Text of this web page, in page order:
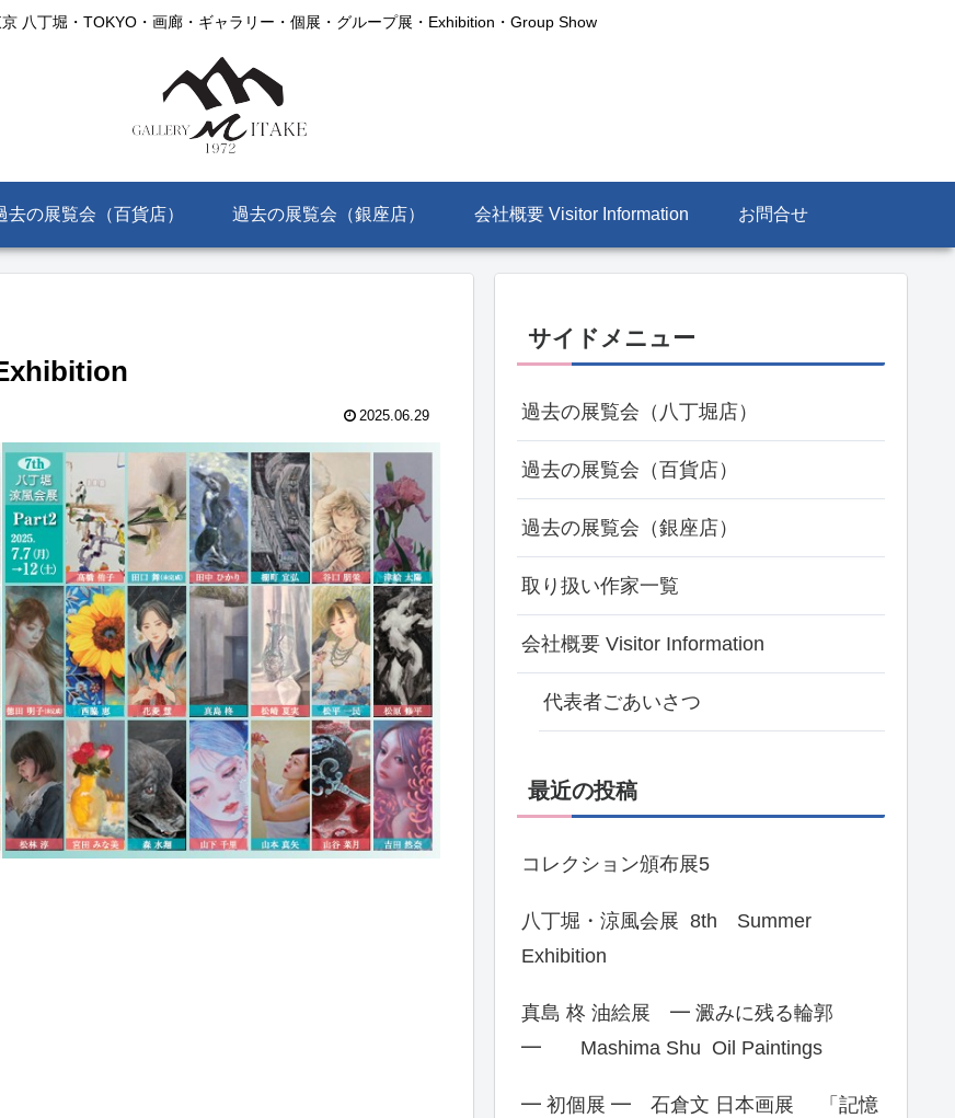
八丁堀・TOKYO・画廊・ギャラリー・個展・グループ展・Exhibition・Group Show
去の展覧会（百貨店） 過去の展覧会（銀座店） 会社概要 Visitor Information お問合せ
2025.06.29
サイドメニュー
過去の展覧会（八丁堀店）
過去の展覧会（百貨店）
過去の展覧会（銀座店）
取り扱い作家一覧
会社概要 Visitor Information
代表者ごあいさつ
最近の投稿
コレクション頒布展5
八丁堀・涼風会展 8th Summer
Exhibition
真島 柊 油絵展 ━ 澱みに残る輪郭
━ Mashima Shu Oil Paintings
━ 初個展 ━ 石倉文 日本画展 「記憶